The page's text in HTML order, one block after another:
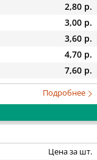
2,80 р.
3,00 р.
3,60 р.
4,70 р.
7,60 р.
Подробнее
Цена за шт.